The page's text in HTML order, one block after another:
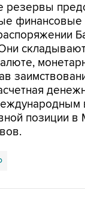
финансовые
позиции в